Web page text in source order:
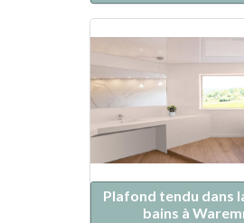
Plafond tendu dans
bains à